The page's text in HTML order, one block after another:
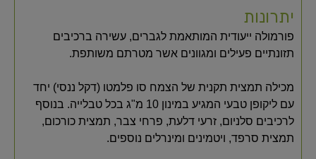
יתרונות
פורמולה ייעודית המותאמת לגברים, עשירה ברכיבים
תזונתיים פעילים ומגוונים אשר מטרתם משותפת.
מכילה תמצית תקנית של הצמח סו פלמטו (דקל ננסי) יחד
עם ליקופן טבעי המגיע במינון 10 מ"ג בכל טבלייה. בנוסף
לרכיבים סלניום, זרעי דלעת, פרחי צבר, תמצית כורכום,
תמצית סרפד, ויטמינים ומינרלים נוספים.